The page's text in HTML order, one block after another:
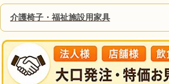
介護椅子・福祉施設用家具